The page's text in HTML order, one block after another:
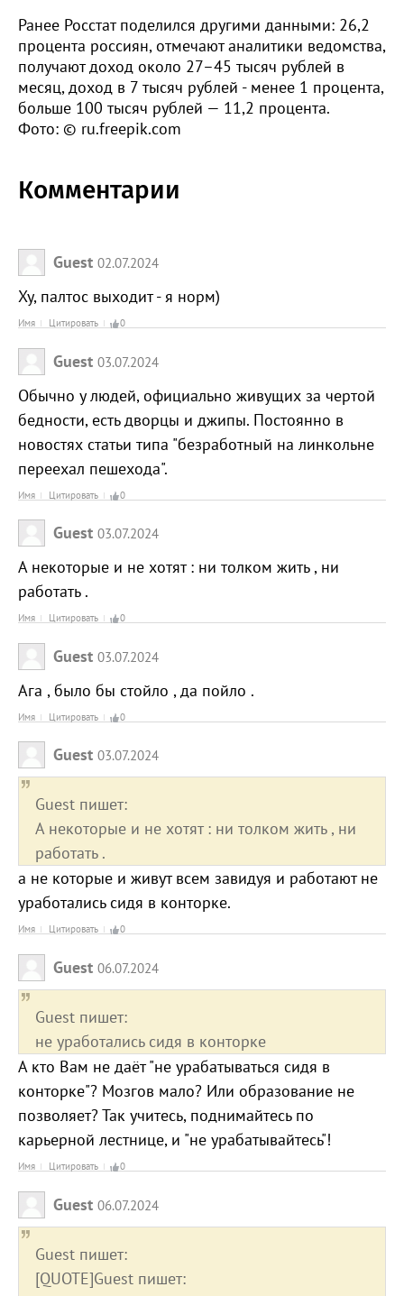
Ранее Росстат поделился другими данными: 26,2
процента россиян, отмечают аналитики ведомства,
получают доход около 27–45 тысяч рублей в
месяц, доход в 7 тысяч рублей - менее 1 процента,
больше 100 тысяч рублей — 11,2 процента.
Фото: © ru.freepik.com
Комментарии
Guest 02.07.2024
Ху, палтос выходит - я норм)
Имя Цитировать 0
Guest 03.07.2024
Обычно у людей, официально живущих за чертой
бедности, есть дворцы и джипы. Постоянно в
новостях статьи типа "безработный на линкольне
переехал пешехода".
Имя Цитировать 0
Guest 03.07.2024
А некоторые и не хотят : ни толком жить , ни
работать .
Имя Цитировать 0
Guest 03.07.2024
Ага , было бы стойло , да пойло .
Имя Цитировать 0
Guest 03.07.2024
Guest пишет:
А некоторые и не хотят : ни толком жить , ни
работать .
а не которые и живут всем завидуя и работают не
уработались сидя в конторке.
Имя Цитировать 0
Guest 06.07.2024
Guest пишет:
не уработались сидя в конторке
А кто Вам не даёт "не урабатываться сидя в
конторке"? Мозгов мало? Или образование не
позволяет? Так учитесь, поднимайтесь по
карьерной лестнице, и "не урабатывайтесь"!
Имя Цитировать 0
Guest 06.07.2024
Guest пишет:
[QUOTE]Guest пишет: